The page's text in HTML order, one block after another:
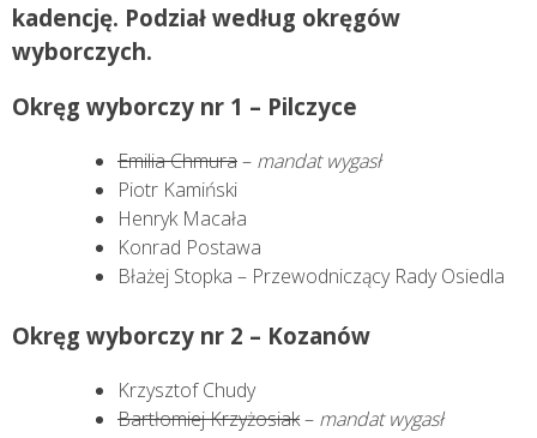
kadencję. Podział według okręgów
wyborczych.
Okręg wyborczy nr 1 – Pilczyce
Emilia Chmura– mandat wygasł
Piotr Kamiński
Henryk Macała
Konrad Postawa
Błażej Stopka – Przewodniczący Rady Osiedla
Okręg wyborczy nr 2 – Kozanów
Krzysztof Chudy
Bartłomiej Krzyżosiak– mandat wygasł